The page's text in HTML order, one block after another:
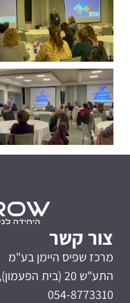
צור קשר
מרכז שפיס היימן בע"מ
התע"ש 20 (בית הפעמון), כפר סבא
054-8773310